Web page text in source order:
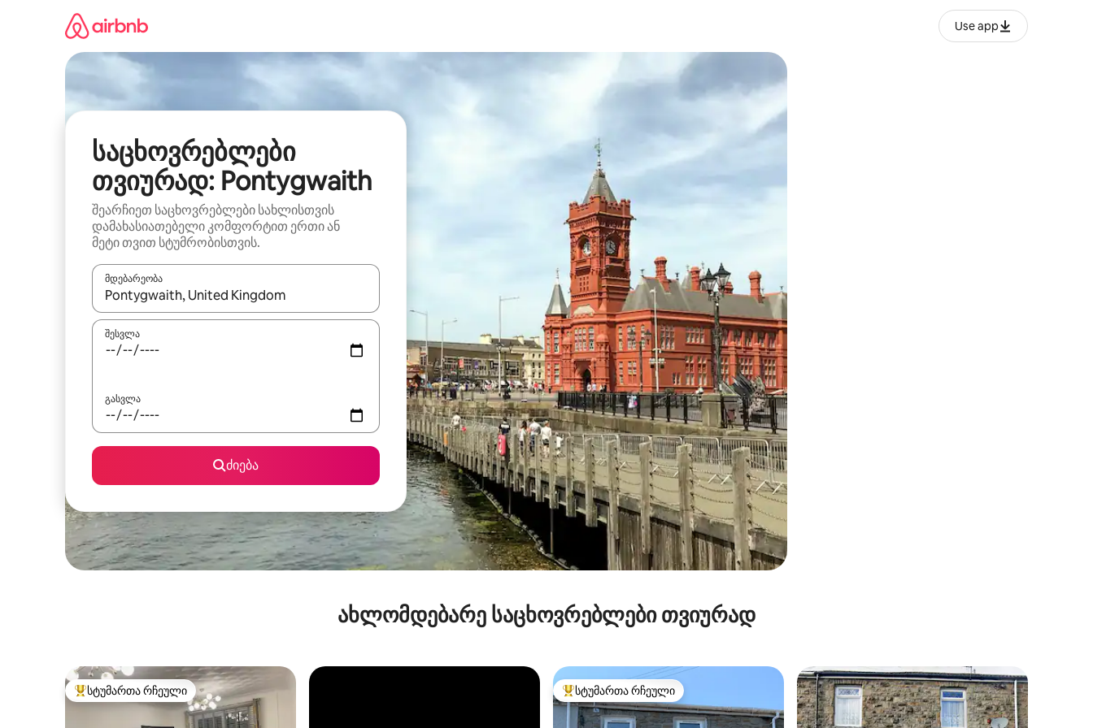
Use app
საცხოვრებლები
თვიურად: Pontygwaith
შეარჩიეთ საცხოვრებლები სახლისთვის
დამახასიათებელი კომფორტით ერთი ან
მეტი თვით სტუმრობისთვის.
მდებარეობა
როცა შედეგები ხელმისაწვდომი გახდება, ნავიგაციისთვის გამოიყენეთ კლავიშები ზემოთ/ქვემოთ მიმართული ისრებით ან შეხებისა თუ თითის გასმის ჟესტები.
შესვლა
გასვლა
ძიება
ახლომდებარე საცხოვრებლები თვიურად
სტუმართა რჩეული მოწინავე ვარიანტი
სტუმართა რჩეული სტუმართა რჩეული მოწინავე ვარიანტი
სტუმართა რჩეული